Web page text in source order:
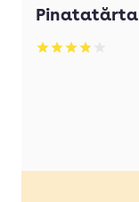
Pinatatårta
Betyg: 3.91 av 5